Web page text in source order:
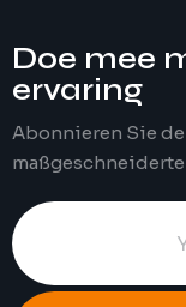
Doe mee
ervaring
Abonnieren Sie